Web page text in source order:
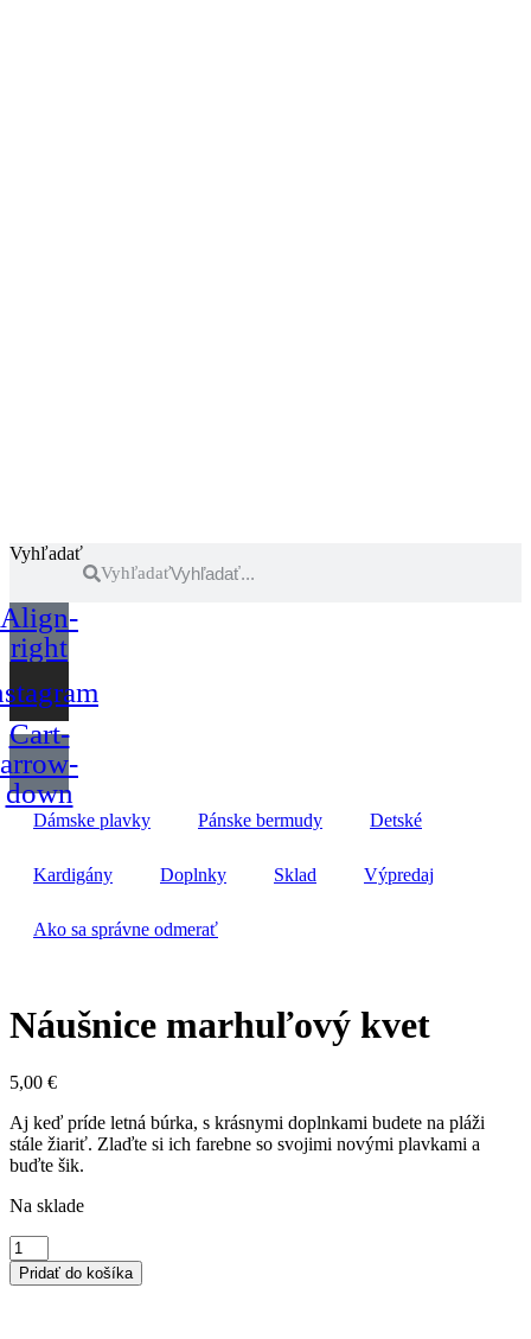
Vyhľadať
Vyhľadať
Align-
right
Cart-
arrow-
down
Dámske plavky Pánske bermudy Detské
Kardigány Doplnky Sklad Výpredaj
Ako sa správne odmerať
Náušnice marhuľový kvet
5,00 €
Aj keď príde letná búrka, s krásnymi doplnkami budete na pláži
stále žiariť. Zlaďte si ich farebne so svojimi novými plavkami a
buďte šik.
Na sklade
množstvo
Náušnice
marhuľový
Pridať do košíka